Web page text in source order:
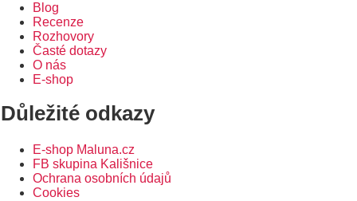
Blog
Recenze
Rozhovory
Časté dotazy
O nás
E-shop
Důležité odkazy
E-shop Maluna.cz
FB skupina Kališnice
Ochrana osobních údajů
Cookies